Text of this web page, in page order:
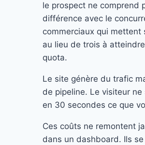
le prospect ne comprend
différence avec le
commerciaux qui mettent
au lieu de trois à
quota.
Le site génère du trafic
de pipeline. Le visiteur ne
en 30 secondes ce que
Ces coûts ne remontent
dans un dashboard. Ils